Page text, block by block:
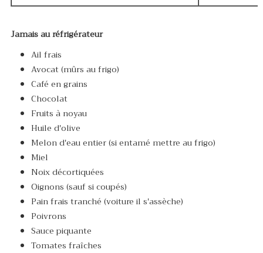
Jamais au réfrigérateur
Ail frais
Avocat (mûrs au frigo)
Café en grains
Chocolat
Fruits à noyau
Huile d'olive
Melon d'eau entier (si entamé mettre au frigo)
Miel
Noix décortiquées
Oignons (sauf si coupés)
Pain frais tranché (voiture il s'assèche)
Poivrons
Sauce piquante
Tomates fraîches